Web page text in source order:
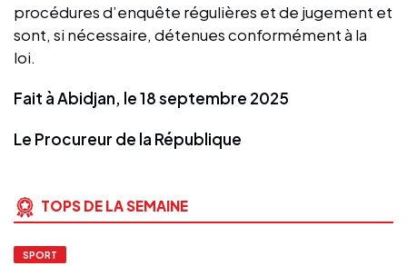
procédures d’enquête régulières et de jugement et
sont, si nécessaire, détenues conformément à la
loi.
Fait à Abidjan, le 18 septembre 2025
Le Procureur de la République
TOPS DE LA SEMAINE
SPORT